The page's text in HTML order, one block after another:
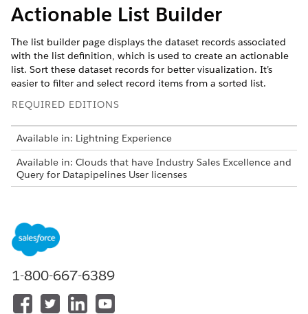
Actionable List Builder
The list builder page displays the dataset records associated
with the list definition, which is used to create an actionable
list. Sort these dataset records for better visualization. It’s
easier to filter and select record items from a sorted list.
REQUIRED EDITIONS
Available in: Lightning Experience
Available in: Clouds that have Industry Sales Excellence and
Query for Datapipelines User licenses
To sort dataset records in
Actionable List Builder:
Create a list or edit an existing list.
1-800-667-6389